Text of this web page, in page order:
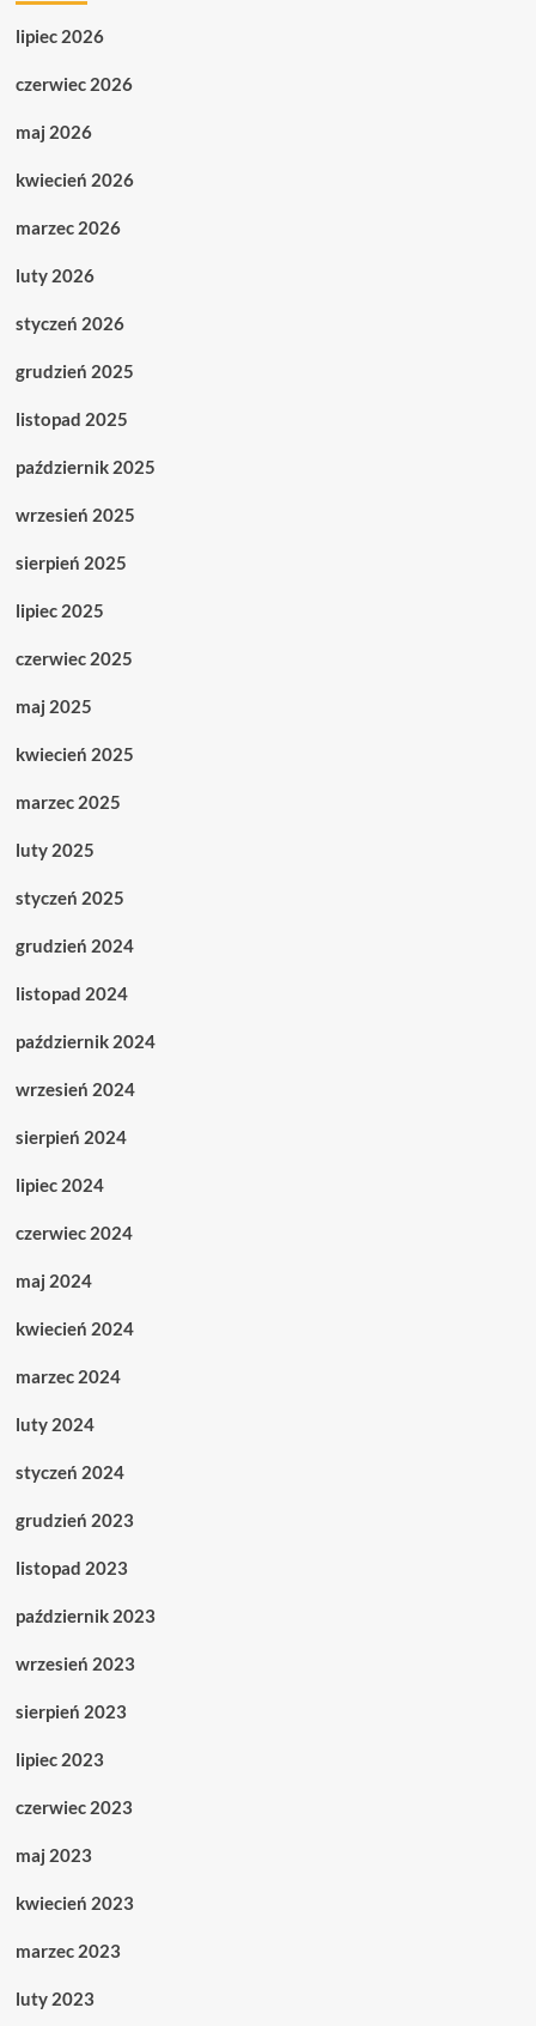
lipiec 2026
czerwiec 2026
maj 2026
kwiecień 2026
marzec 2026
luty 2026
styczeń 2026
grudzień 2025
listopad 2025
październik 2025
wrzesień 2025
sierpień 2025
lipiec 2025
czerwiec 2025
maj 2025
kwiecień 2025
marzec 2025
luty 2025
styczeń 2025
grudzień 2024
listopad 2024
październik 2024
wrzesień 2024
sierpień 2024
lipiec 2024
czerwiec 2024
maj 2024
kwiecień 2024
marzec 2024
luty 2024
styczeń 2024
grudzień 2023
listopad 2023
październik 2023
wrzesień 2023
sierpień 2023
lipiec 2023
czerwiec 2023
maj 2023
kwiecień 2023
marzec 2023
luty 2023